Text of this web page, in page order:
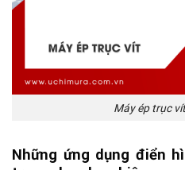
Máy ép trục
Những ứng dụng điển